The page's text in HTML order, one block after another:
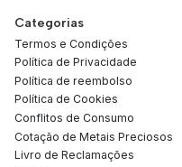
Categorias
Termos e Condições
Política de Privacidade
Política de reembolso
Política de Cookies
Conflitos de Consumo
Cotação de Metais Preciosos
Livro de Reclamações